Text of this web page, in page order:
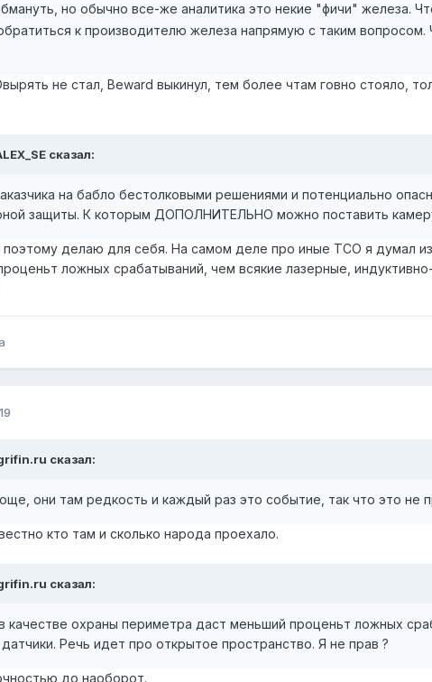
но обычно все-же аналитика это некие "фичи" железа.
к производителю железа напрямую с таким
не стал, Beward выкинул, тем более чтам говно стояло,
сказал:
на бабло бестолковыми решениями и потенциально
защиты. К которым ДОПОЛНИТЕЛЬНО можно поставить
поэтому делаю для себя. На самом деле про иные ТСО я думал
ложных срабатываний, чем всякие лазерные,
сказал:
они там редкость и каждый раз это событие, так что это не
кто там и сколько народа проехало.
сказал:
качестве охраны периметра даст меньший проценьт ложных
Речь идет про открытое пространство. Я не прав ?
до наоборот.